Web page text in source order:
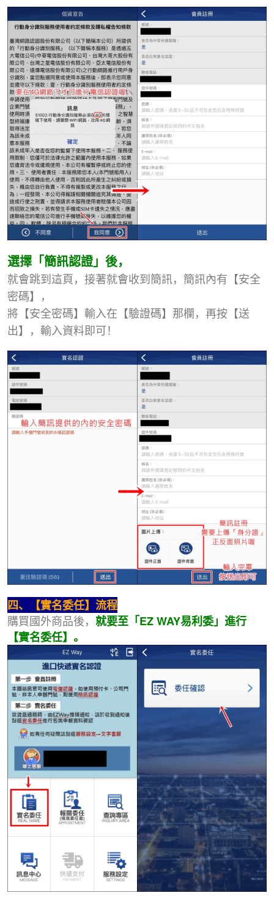
選擇「簡訊認證」後，
就會跳到這頁，接著就會收到簡訊，簡訊內有【安全
密碼】，
將【安全密碼】輸入在【驗證碼】那欄，再按【送
出】，輸入資料即可！
四、【實名委任】流程
購買國外商品後， 就要至「EZ WAY易利委」進行
【實名委任】。